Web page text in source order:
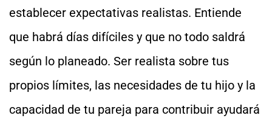
establecer expectativas realistas. Entiende
que habrá días difíciles y que no todo saldrá
según lo planeado. Ser realista sobre tus
propios límites, las necesidades de tu hijo y la
capacidad de tu pareja para contribuir ayudará